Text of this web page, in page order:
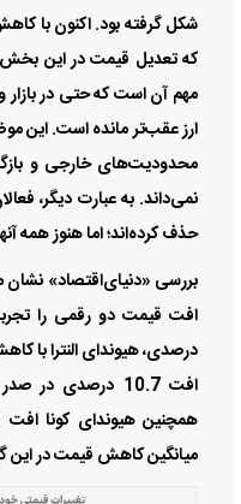
شکل گرفته بود. اکنون با
که تعدیل قیمت در این بخش
مهم آن است که حتی در
ارز عقب‌تر مانده است. این
محدودیت‌های خارجی و
نمی‌داند. به عبارت دیگر،
حذف کرده‌اند؛ اما هنوز همه
بررسی «دنیای‌اقتصاد»
افت 10.7 درصدی
میانگین کاهش قیمت در این گروه حدود 7.5